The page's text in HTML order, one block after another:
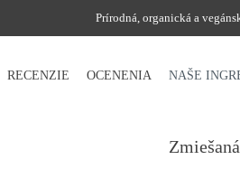
Prírodná, organická a
RECENZIE OCENENIA NAŠE
Zmiešaná